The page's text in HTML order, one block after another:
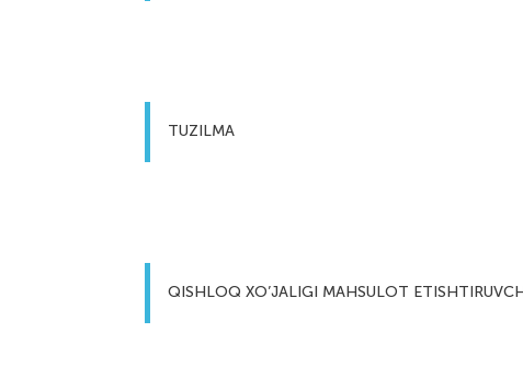
TUZILMA
QISHLOQ XO’JALIGI MAHSULOT